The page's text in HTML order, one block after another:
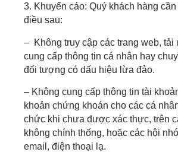
3. Khuyến cáo: Quý khách hàng
điều sau:
– Không truy cập các trang web,
cung cấp thông tin cá nhân hay
đối tượng có dấu hiệu lừa đảo.
– Không cung cấp thông tin tài
khoản chứng khoán cho các cá
chức khi chưa được xác thực, trên
không chính thống, hoặc các hội
email, điện thoại lạ.